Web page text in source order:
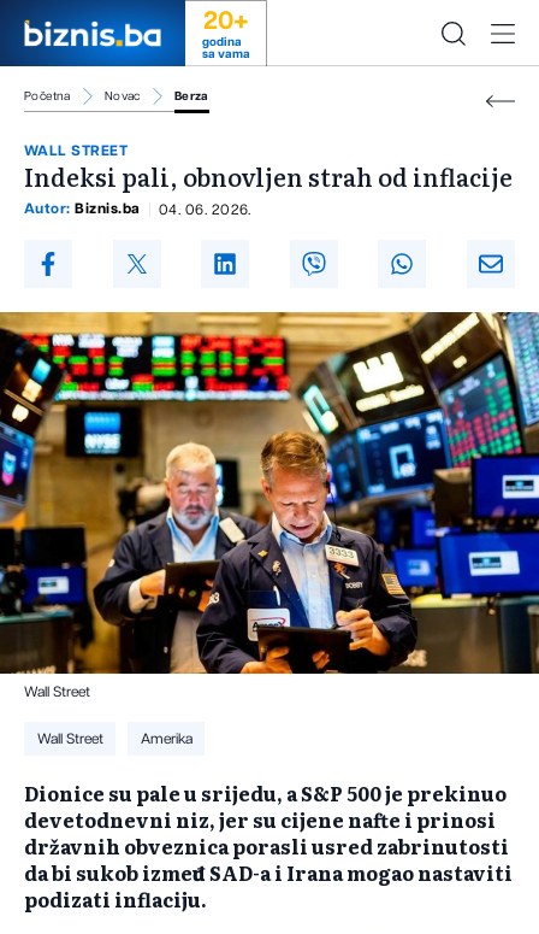
20+
godina
sa vama
Početna Novac Berza
WALL STREET
Indeksi pali, obnovljen strah od inflacije
Autor: Biznis.ba 04. 06. 2026.
Wall Street
Wall Street Amerika
Dionice su pale u srijedu, a S&P 500 je prekinuo
devetodnevni niz, jer su cijene nafte i prinosi
državnih obveznica porasli usred zabrinutosti
da bi sukob između SAD-a i Irana mogao nastaviti
podizati inflaciju.